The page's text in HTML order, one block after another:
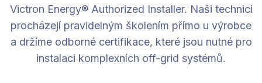
Victron Energy® Authorized Installer. Naši technici
procházejí pravidelným školením přímo u výrobce
a držíme odborné certifikace, které jsou nutné pro
instalaci komplexních off-grid systémů.